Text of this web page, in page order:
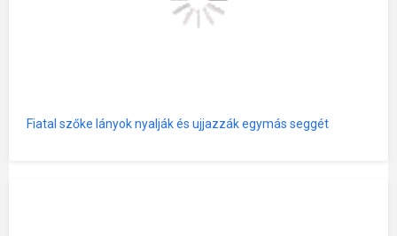
Fiatal szőke lányok nyalják és ujjazzák egymás seggét